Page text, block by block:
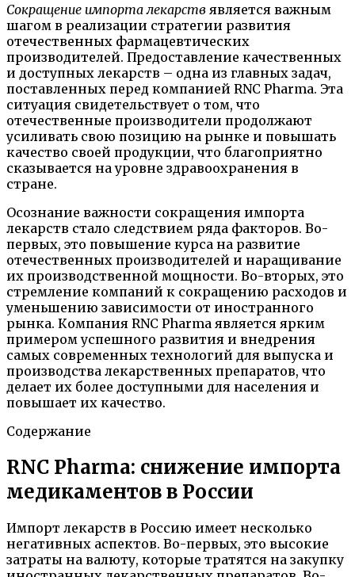
Сокращение импорта лекарств является важным
шагом в реализации стратегии развития
отечественных фармацевтических
производителей. Предоставление качественных
и доступных лекарств – одна из главных задач,
поставленных перед компанией RNC Pharma. Эта
ситуация свидетельствует о том, что
отечественные производители продолжают
усиливать свою позицию на рынке и повышать
качество своей продукции, что благоприятно
сказывается на уровне здравоохранения в
стране.
Осознание важности сокращения импорта
лекарств стало следствием ряда факторов. Во-
первых, это повышение курса на развитие
отечественных производителей и наращивание
их производственной мощности. Во-вторых, это
стремление компаний к сокращению расходов и
уменьшению зависимости от иностранного
рынка. Компания RNC Pharma является ярким
примером успешного развития и внедрения
самых современных технологий для выпуска и
производства лекарственных препаратов, что
делает их более доступными для населения и
повышает их качество.
Содержание
RNC Pharma: снижение импорта
медикаментов в России
Импорт лекарств в Россию имеет несколько
негативных аспектов. Во-первых, это высокие
затраты на валюту, которые тратятся на закупку